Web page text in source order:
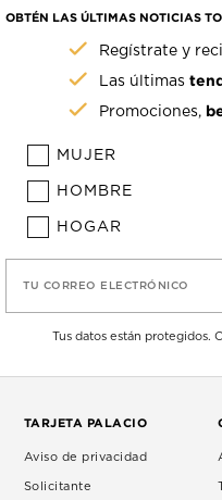
OBTÉN LAS ÚLTIMAS NOTICIAS
Regístrate y
Las últimas
Promociones,
MUJER
HOMBRE
HOGAR
TU CORREO ELECTRÓNICO
Tus datos están protegidos.
TARJETA PALACIO
Aviso de privacidad
Solicitante